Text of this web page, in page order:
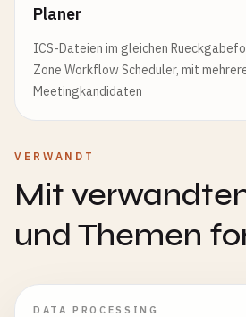
Planer
ICS-Dateien im gleichen
Zone Workflow Scheduler, mit
Meetingkandidaten
VERWANDT
Mit
und Themen
DATA PROCESSING